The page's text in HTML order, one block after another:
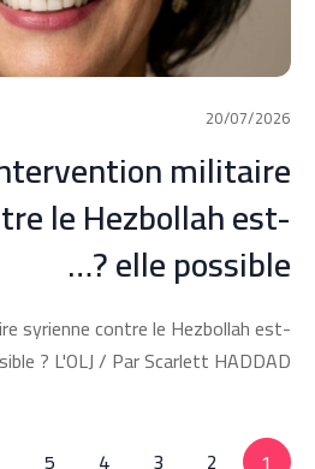
20/07/2026
militaire
le Hezbollah est-
elle possible ?…
syrienne contre le Hezbollah est-
? L'OLJ / Par Scarlett HADDAD
1
2
3
4
5